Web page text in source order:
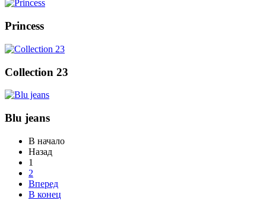
Princess
Collection 23
Blu jeans
В начало
Назад
1
2
Вперед
В конец